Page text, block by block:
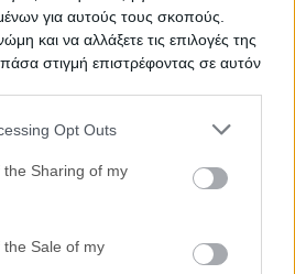
για αυτούς τους σκοπούς.
και να αλλάξετε τις επιλογές της
στιγμή επιστρέφοντας σε αυτόν
and store information including but
usage behaviour. You may click to
Google and its third-party tags to
purposes in below Google
Opt Outs
Sharing of my
Sale of my
86.000€
91 τ.μ.
Εργάνης 22, Τρίκαλα, Νομός
86.800€
52 τ.μ.
82.000€